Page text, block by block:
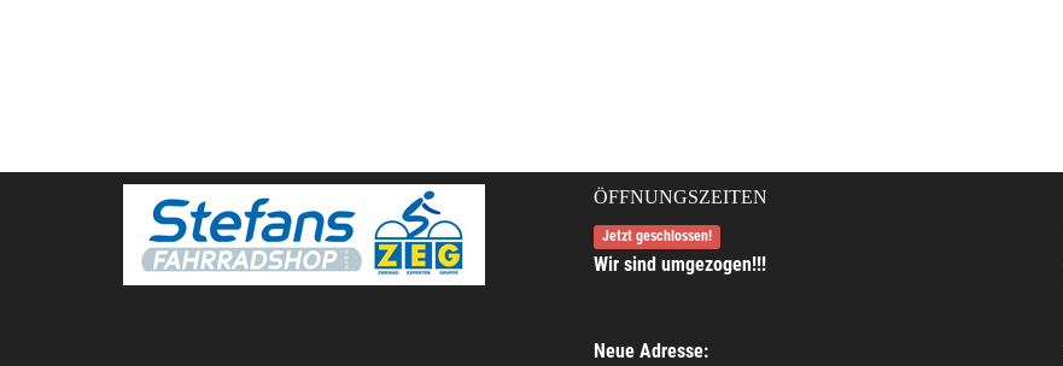
ÖFFNUNGSZEITEN
Jetzt geschlossen!
Wir sind umgezogen!!!
Neue Adresse: